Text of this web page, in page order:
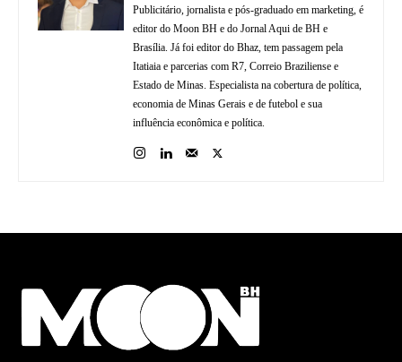
Publicitário, jornalista e pós-graduado em marketing, é
editor do Moon BH e do Jornal Aqui de BH e
Brasília. Já foi editor do Bhaz, tem passagem pela
Itatiaia e parcerias com R7, Correio Braziliense e
Estado de Minas. Especialista na cobertura de política,
economia de Minas Gerais e de futebol e sua
influência econômica e política.